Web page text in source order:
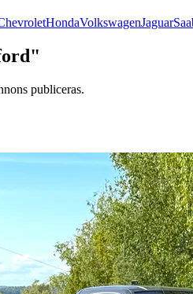
HondaVolkswagenJaguar
publiceras.